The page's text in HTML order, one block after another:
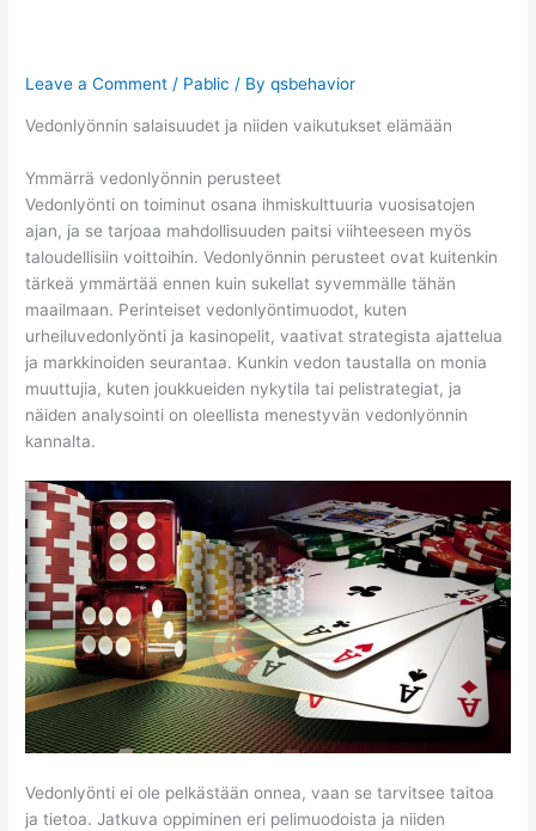
Leave a Comment / Pablic / Byqsbehavior
Vedonlyönnin salaisuudet ja niiden vaikutukset elämään
Ymmärrä vedonlyönnin perusteet
Vedonlyönti on toiminut osana ihmiskulttuuria vuosisatojen
ajan, ja se tarjoaa mahdollisuuden paitsi viihteeseen myös
taloudellisiin voittoihin. Vedonlyönnin perusteet ovat kuitenkin
tärkeä ymmärtää ennen kuin sukellat syvemmälle tähän
maailmaan. Perinteiset vedonlyöntimuodot, kuten
urheiluvedonlyönti ja kasinopelit, vaativat strategista ajattelua
ja markkinoiden seurantaa. Kunkin vedon taustalla on monia
muuttujia, kuten joukkueiden nykytila tai pelistrategiat, ja
näiden analysointi on oleellista menestyvän vedonlyönnin
kannalta.
Vedonlyönti ei ole pelkästään onnea, vaan se tarvitsee taitoa
ja tietoa. Jatkuva oppiminen eri pelimuodoista ja niiden